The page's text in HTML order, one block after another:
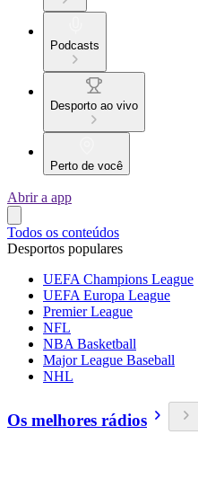
Podcasts
Desporto ao vivo
Perto de você
Abrir a app
Todos os conteúdos
Desportos populares
UEFA Champions League
UEFA Europa League
Premier League
NFL
NBA Basketball
Major League Baseball
NHL
Os melhores rádios